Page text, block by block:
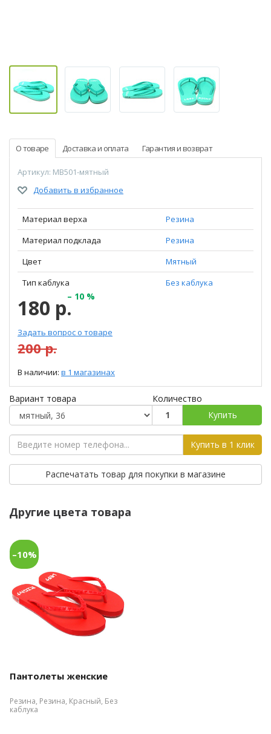
О товаре Доставка и оплата Гарантия и возврат
Артикул: MB501-мятный
Добавить в избранное
Материал верха
Резина
Материал подклада
Резина
Цвет
Мятный
Тип каблука
Без каблука
180 р.– 10 %
Задать вопрос о товаре
200 р.
В наличии: в 1 магазинах
Вариант товара
Количество
Купить
Купить в 1 клик
Распечатать товар для покупки в магазине
Другие цвета товара
–10%
Пантолеты женские
Резина, Резина, Красный, Без
каблука